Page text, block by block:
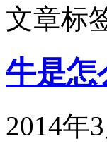
文章标
牛是怎
2014年